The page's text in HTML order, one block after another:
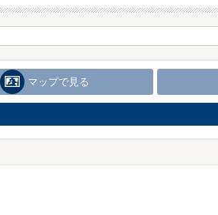
マップで見る